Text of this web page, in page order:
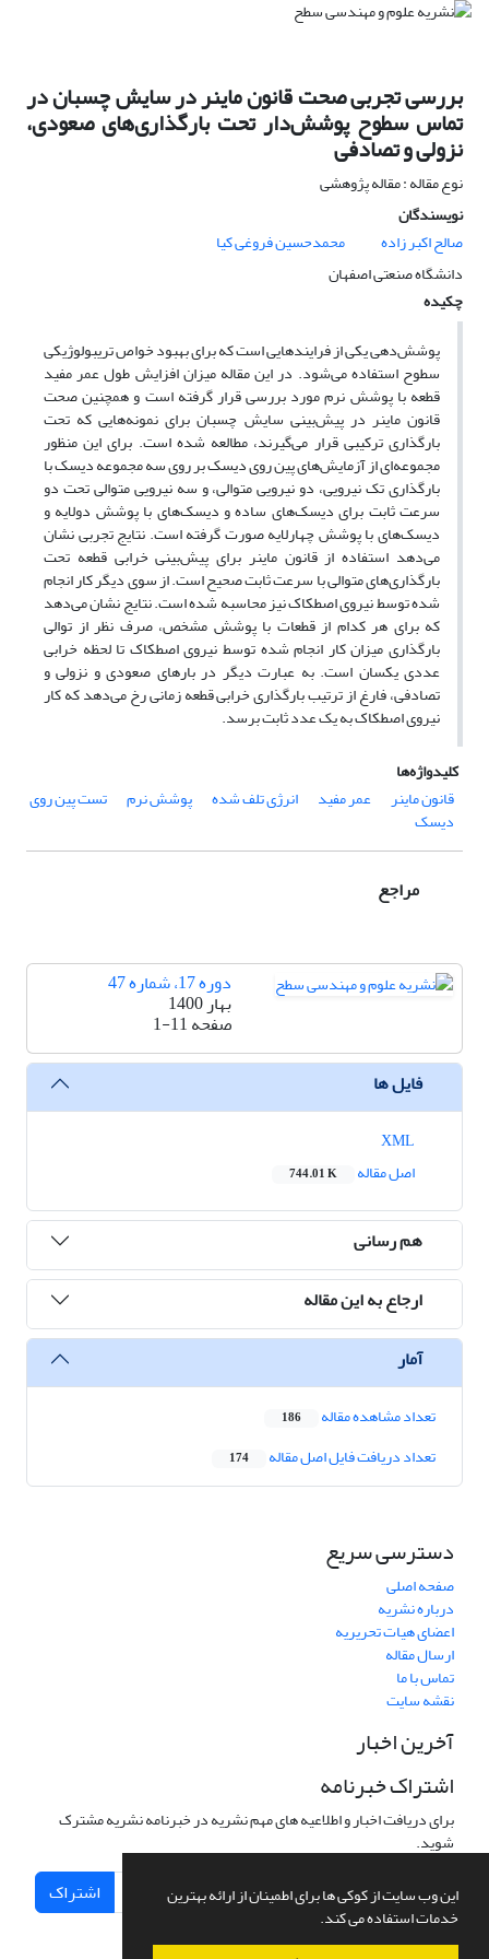
این وب سایت از کوکی ها برای اطمینان از ارائه بهترین
خدمات استفاده می کند.
بررسی تجربی صحت قانون ماینر در سایش چسبان در
تماس سطوح پوشش‌دار تحت بارگذاری‌های صعودی،
نزولی و تصادفی
نوع مقاله : مقاله پژوهشی
نویسندگان
صالح اکبر زاده
محمدحسین فروغی کیا
دانشگاه صنعتی اصفهان
چکیده
پوشش‌دهی یکی از فرایندهایی است که برای بهبود خواص تریبولوژیکی
سطوح استفاده می‌شود. در این مقاله میزان افزایش طول عمر مفید
قطعه با پوشش نرم مورد بررسی قرار گرفته است و همچنین صحت
قانون ماینر در پیش‌بینی سایش چسبان برای نمونه‌هایی که تحت
بارگذاری ترکیبی قرار می‌گیرند، مطالعه شده است. برای این منظور
مجموعه‌ای از آزمایش‌های پین روی دیسک بر روی سه مجموعه دیسک با
بارگذاری تک نیرویی، دو نیرویی متوالی، و سه نیرویی متوالی تحت دو
سرعت ثابت برای دیسک‌های ساده و دیسک‌های با پوشش دولایه و
دیسک‌های با پوشش چهارلایه صورت گرفته است. نتایج تجربی نشان
می‌دهد استفاده از قانون ماینر برای پیش‌بینی خرابی قطعه تحت
بارگذاری‌های متوالی با سرعت ثابت صحیح است. از سوی دیگر کار انجام
شده توسط نیروی اصطکاک نیز محاسبه شده است. نتایج نشان می‌دهد
که برای هر کدام از قطعات با پوشش مشخص، صرف نظر از توالی
بارگذاری میزان کار انجام شده توسط نیروی اصطکاک تا لحظه خرابی
عددی یکسان است. به عبارت دیگر در بارهای صعودی و نزولی و
تصادفی، فارغ از ترتیب بارگذاری خرابی قطعه زمانی رخ می‌دهد که کار
نیروی اصطکاک به یک عدد ثابت برسد.
کلیدواژه‌ها
قانون ماینر
عمر مفید انرژی تلف شده پوشش نرم تست پین روی
دیسک
مراجع
دوره 17، شماره 47
بهار 1400
صفحه1-11
فایل ها
اصل مقاله
744.01 K
هم رسانی
ارجاع به این مقاله
آمار
تعداد مشاهده مقاله 186
تعداد دریافت فایل اصل مقاله 174
دسترسی سریع
صفحه اصلی
درباره نشریه
اعضای هیات تحریریه
ارسال مقاله
تماس با ما
نقشه سایت
آخرین اخبار
اشتراک خبرنامه
برای دریافت اخبار و اطلاعیه های مهم نشریه در خبرنامه نشریه مشترک
شوید.
اشتراک